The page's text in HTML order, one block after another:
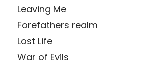
Leaving Me
Forefathers realm
Lost Life
War of Evils